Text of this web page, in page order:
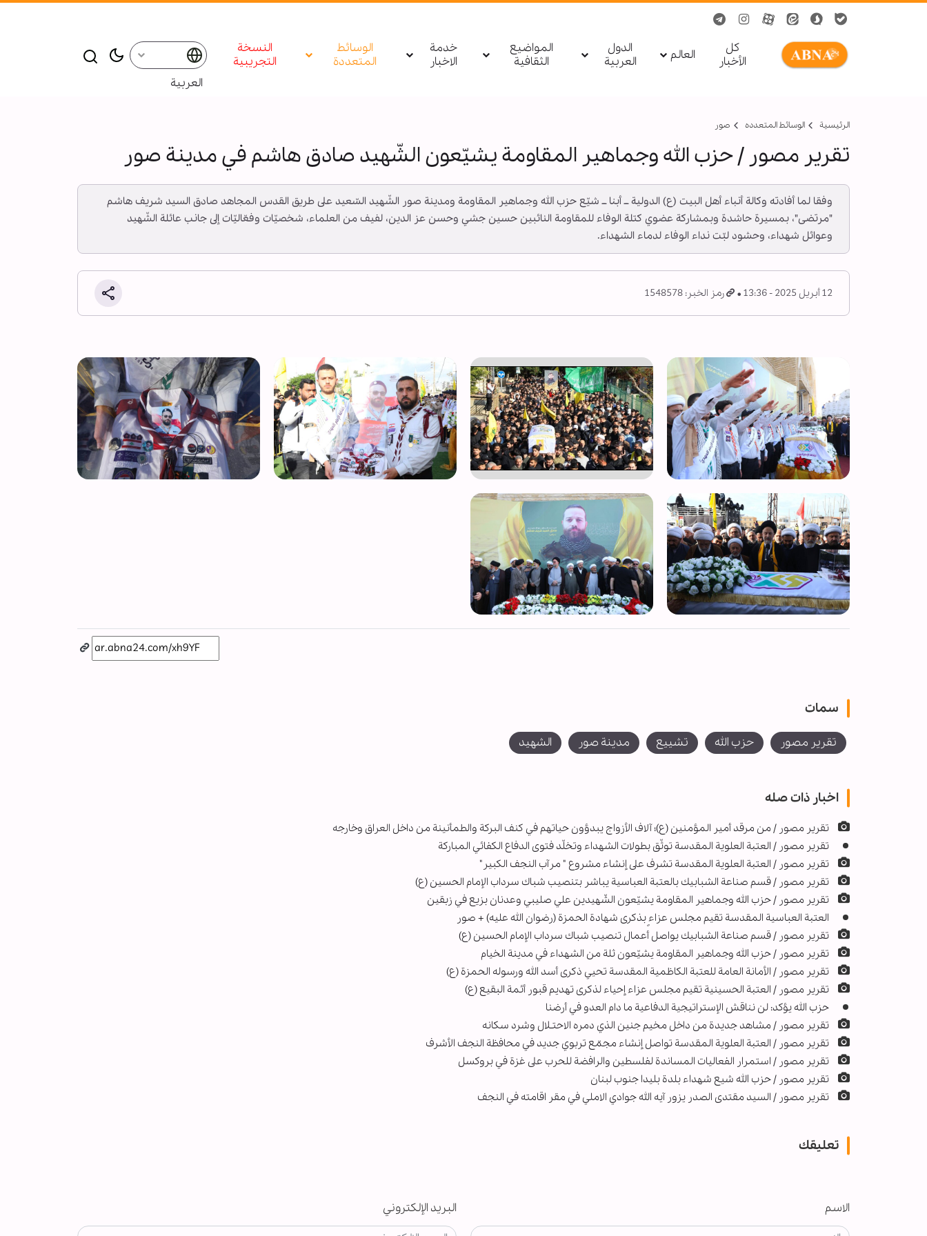
کل
الأخبار
العالم
الدول
العربیة
المواضيع
الثقافية
خدمة
الاخبار
الوسائط
المتعددة
النسخة
التجريبية
العربية
الرئيسية الوسائط المتعدده صور
تقرير مصور / حزب الله وجماهير المقاومة يشيّعون الشّهيد صادق هاشم في مدينة صور
وفقا لما أفادته وكالة أنباء أهل البيت (ع) الدولية ــ أبنا ــ شيّع حزب الله وجماهير المقاومة ومدينة صور الشّهيد السّعيد على طريق القدس المجاهد صادق السيد شريف هاشم
"مرتضى"، بمسيرة حاشدة وبمشاركة عضوي كتلة الوفاء للمقاومة النائبين حسين جشي وحسن عز الدين، لفيف من العلماء، شخصيّات وفعّاليّات إلى جانب عائلة الشّهيد
وعوائل شهداء، وحشود لبّت نداء الوفاء لدماء الشهداء.
12 أبريل 2025 - 13:36 رمز الخبر: 1548578
سمات
تقرير مصور حزب الله تشييع مدينة صور الشهيد
اخبار ذات صله
تقرير مصور / من مرقد أمير المؤمنين (ع)؛ آلاف الأزواج يبدؤون حياتهم في كنف البركة والطمأنينة من داخل العراق وخارجه
تقرير مصور / العتبة العلوية المقدسة توثّق بطولات الشهداء وتخلّد فتوى الدفاع الكفائي المباركة
تقرير مصور / العتبة العلوية المقدسة تشرف على إنشاء مشروع " مرآب النجف الكبير"
تقرير مصور / قسم صناعة الشبابيك بالعتبة العباسية يباشر بتنصيب شباك سرداب الإمام الحسين (ع)
تقرير مصور / حزب الله وجماهير المقاومة يشيّعون الشّهيدين علي صليبي وعدنان بزيع في زبقين
العتبة العباسية المقدسة تقيم مجلس عزاءٍ بذكرى شهادة الحمزة (رضوان الله عليه) + صور
تقرير مصور / قسم صناعة الشبابيك يواصل أعمال تنصيب شباك سرداب الإمام الحسين (ع)
تقرير مصور / حزب الله وجماهير المقاومة يشيّعون ثلة من الشهداء في مدينة الخيام
تقرير مصور / الأمانة العامة للعتبة الكاظمية المقدسة تحيي ذكرى أسد الله ورسوله الحمزة (ع)
تقرير مصور / العتبة الحسينية تقيم مجلس عزاء إحياء لذكرى تهديم قبور أئمة البقيع (ع)
حزب الله يؤكد: لن نناقش الإستراتيجية الدفاعية ما دام العدو في أرضنا
تقریر مصور / مشاهد جديدة من داخل مخيم جنين الذي دمره الاحتـلال وشرد سكانه
تقرير مصور / العتبة العلوية المقدسة تواصل إنشاء مجمّع تربوي جديد في محافظة النجف الأشرف
تقرير مصور / استمرار الفعاليات المساندة لفلسطين والرافضة للحرب على غزة في بروكسل
تقرير مصور / حزب الله شيع شهداء بلدة بليدا جنوب لبنان
تقرير مصور / السيد مقتدى الصدر يزور آيه الله جوادي الاملي في مقر اقامته في النجف
تعليقك
الاسم البريد الإلكتروني